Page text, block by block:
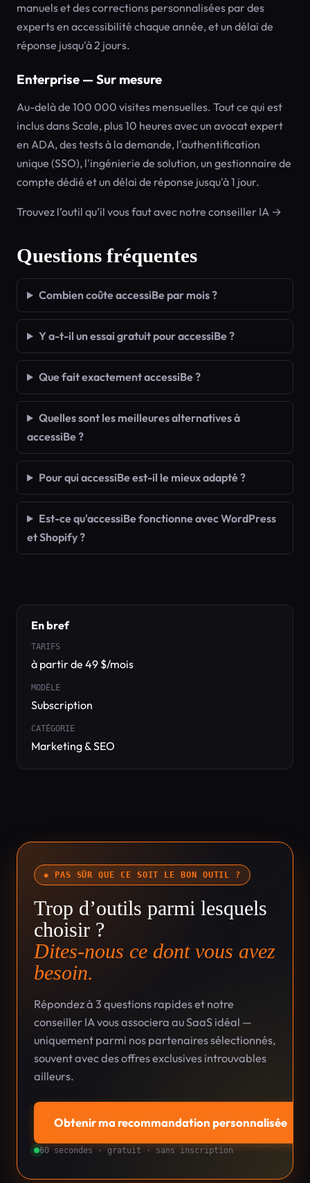
manuels et des corrections personnalisées par des
experts en accessibilité chaque année, et un délai de
réponse jusqu'à 2 jours.
Enterprise — Sur mesure
Au-delà de 100 000 visites mensuelles. Tout ce qui est
inclus dans Scale, plus 10 heures avec un avocat expert
en ADA, des tests à la demande, l'authentification
unique (SSO), l'ingénierie de solution, un gestionnaire de
compte dédié et un délai de réponse jusqu'à 1 jour.
Trouvez l’outil qu’il vous faut avec notre conseiller IA →
Questions fréquentes
Combien coûte accessiBe par mois ?
Y a-t-il un essai gratuit pour accessiBe ?
Que fait exactement accessiBe ?
Quelles sont les meilleures alternatives à
accessiBe ?
Pour qui accessiBe est-il le mieux adapté ?
Est-ce qu'accessiBe fonctionne avec WordPress
et Shopify ?
En bref
TARIFS
à partir de 49 $/mois
MODÈLE
Subscription
CATÉGORIE
Marketing & SEO
◆ PAS SÛR QUE CE SOIT LE BON OUTIL ?
Trop d’outils parmi lesquels
choisir ?
Dites-nous ce dont vous avez
besoin.
Répondez à 3 questions rapides et notre
conseiller IA vous associera au SaaS idéal —
uniquement parmi nos partenaires sélectionnés,
souvent avec des offres exclusives introuvables
ailleurs.
Obtenir ma recommandation personnalisée
60 secondes · gratuit · sans inscription